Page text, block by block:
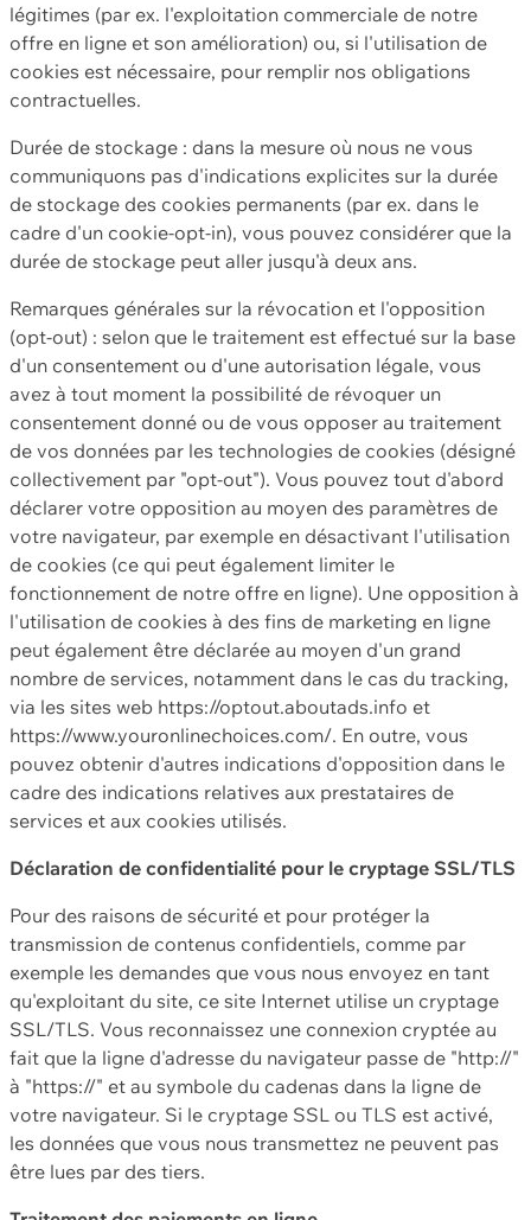
légitimes (par ex. l'exploitation commerciale de notre
offre en ligne et son amélioration) ou, si l'utilisation de
cookies est nécessaire, pour remplir nos obligations
contractuelles.
Durée de stockage : dans la mesure où nous ne vous
communiquons pas d'indications explicites sur la durée
de stockage des cookies permanents (par ex. dans le
cadre d'un cookie-opt-in), vous pouvez considérer que la
durée de stockage peut aller jusqu'à deux ans.
Remarques générales sur la révocation et l'opposition
(opt-out) : selon que le traitement est effectué sur la base
d'un consentement ou d'une autorisation légale, vous
avez à tout moment la possibilité de révoquer un
consentement donné ou de vous opposer au traitement
de vos données par les technologies de cookies (désigné
collectivement par "opt-out"). Vous pouvez tout d'abord
déclarer votre opposition au moyen des paramètres de
votre navigateur, par exemple en désactivant l'utilisation
de cookies (ce qui peut également limiter le
fonctionnement de notre offre en ligne). Une opposition à
l'utilisation de cookies à des fins de marketing en ligne
peut également être déclarée au moyen d'un grand
nombre de services, notamment dans le cas du tracking,
via les sites web https://optout.aboutads.info et
https://www.youronlinechoices.com/. En outre, vous
pouvez obtenir d'autres indications d'opposition dans le
cadre des indications relatives aux prestataires de
services et aux cookies utilisés.
Déclaration de confidentialité pour le cryptage SSL/TLS
Pour des raisons de sécurité et pour protéger la
transmission de contenus confidentiels, comme par
exemple les demandes que vous nous envoyez en tant
qu'exploitant du site, ce site Internet utilise un cryptage
SSL/TLS. Vous reconnaissez une connexion cryptée au
fait que la ligne d'adresse du navigateur passe de "http://"
à "https://" et au symbole du cadenas dans la ligne de
votre navigateur. Si le cryptage SSL ou TLS est activé,
les données que vous nous transmettez ne peuvent pas
être lues par des tiers.